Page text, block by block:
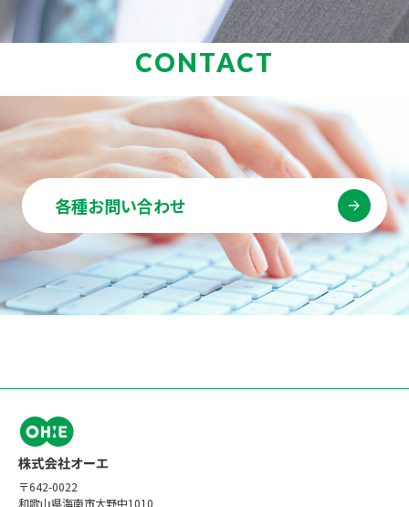
CONTACT
各種お問い合わせ
〒642-0022
和歌山県海南市大野中1010